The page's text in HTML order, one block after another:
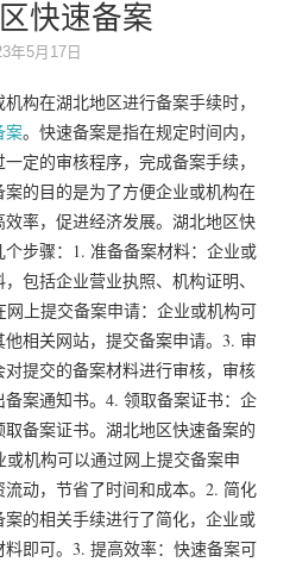
售
快速备案
年5月17日
构在湖北地区进行备案手续时，
案。快速备案是指在规定时间内，
定的审核程序，完成备案手续，
的目的是为了方便企业或机构在
率，促进经济发展。湖北地区快
步骤：1. 准备备案材料：企业或
包括企业营业执照、机构证明、
上提交备案申请：企业或机构可
相关网站，提交备案申请。3. 审
提交的备案材料进行审核，审核
案通知书。4. 领取备案证书：企
备案证书。湖北地区快速备案的
机构可以通过网上提交备案申
动，节省了时间和成本。2. 简化
的相关手续进行了简化，企业或
即可。3. 提高效率：快速备案可